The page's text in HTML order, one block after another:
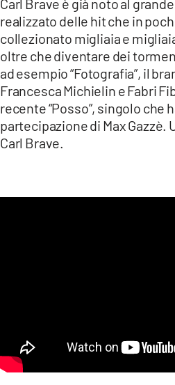
ANDROID
APPLE
realizzato delle hit che in
collezionato migliaia e
oltre che diventare dei
ad esempio “Fotografia”, il
Francesca Michielin e Fabri
recente “Posso”, singolo che
partecipazione di Max Gazzè.
Carl Brave.